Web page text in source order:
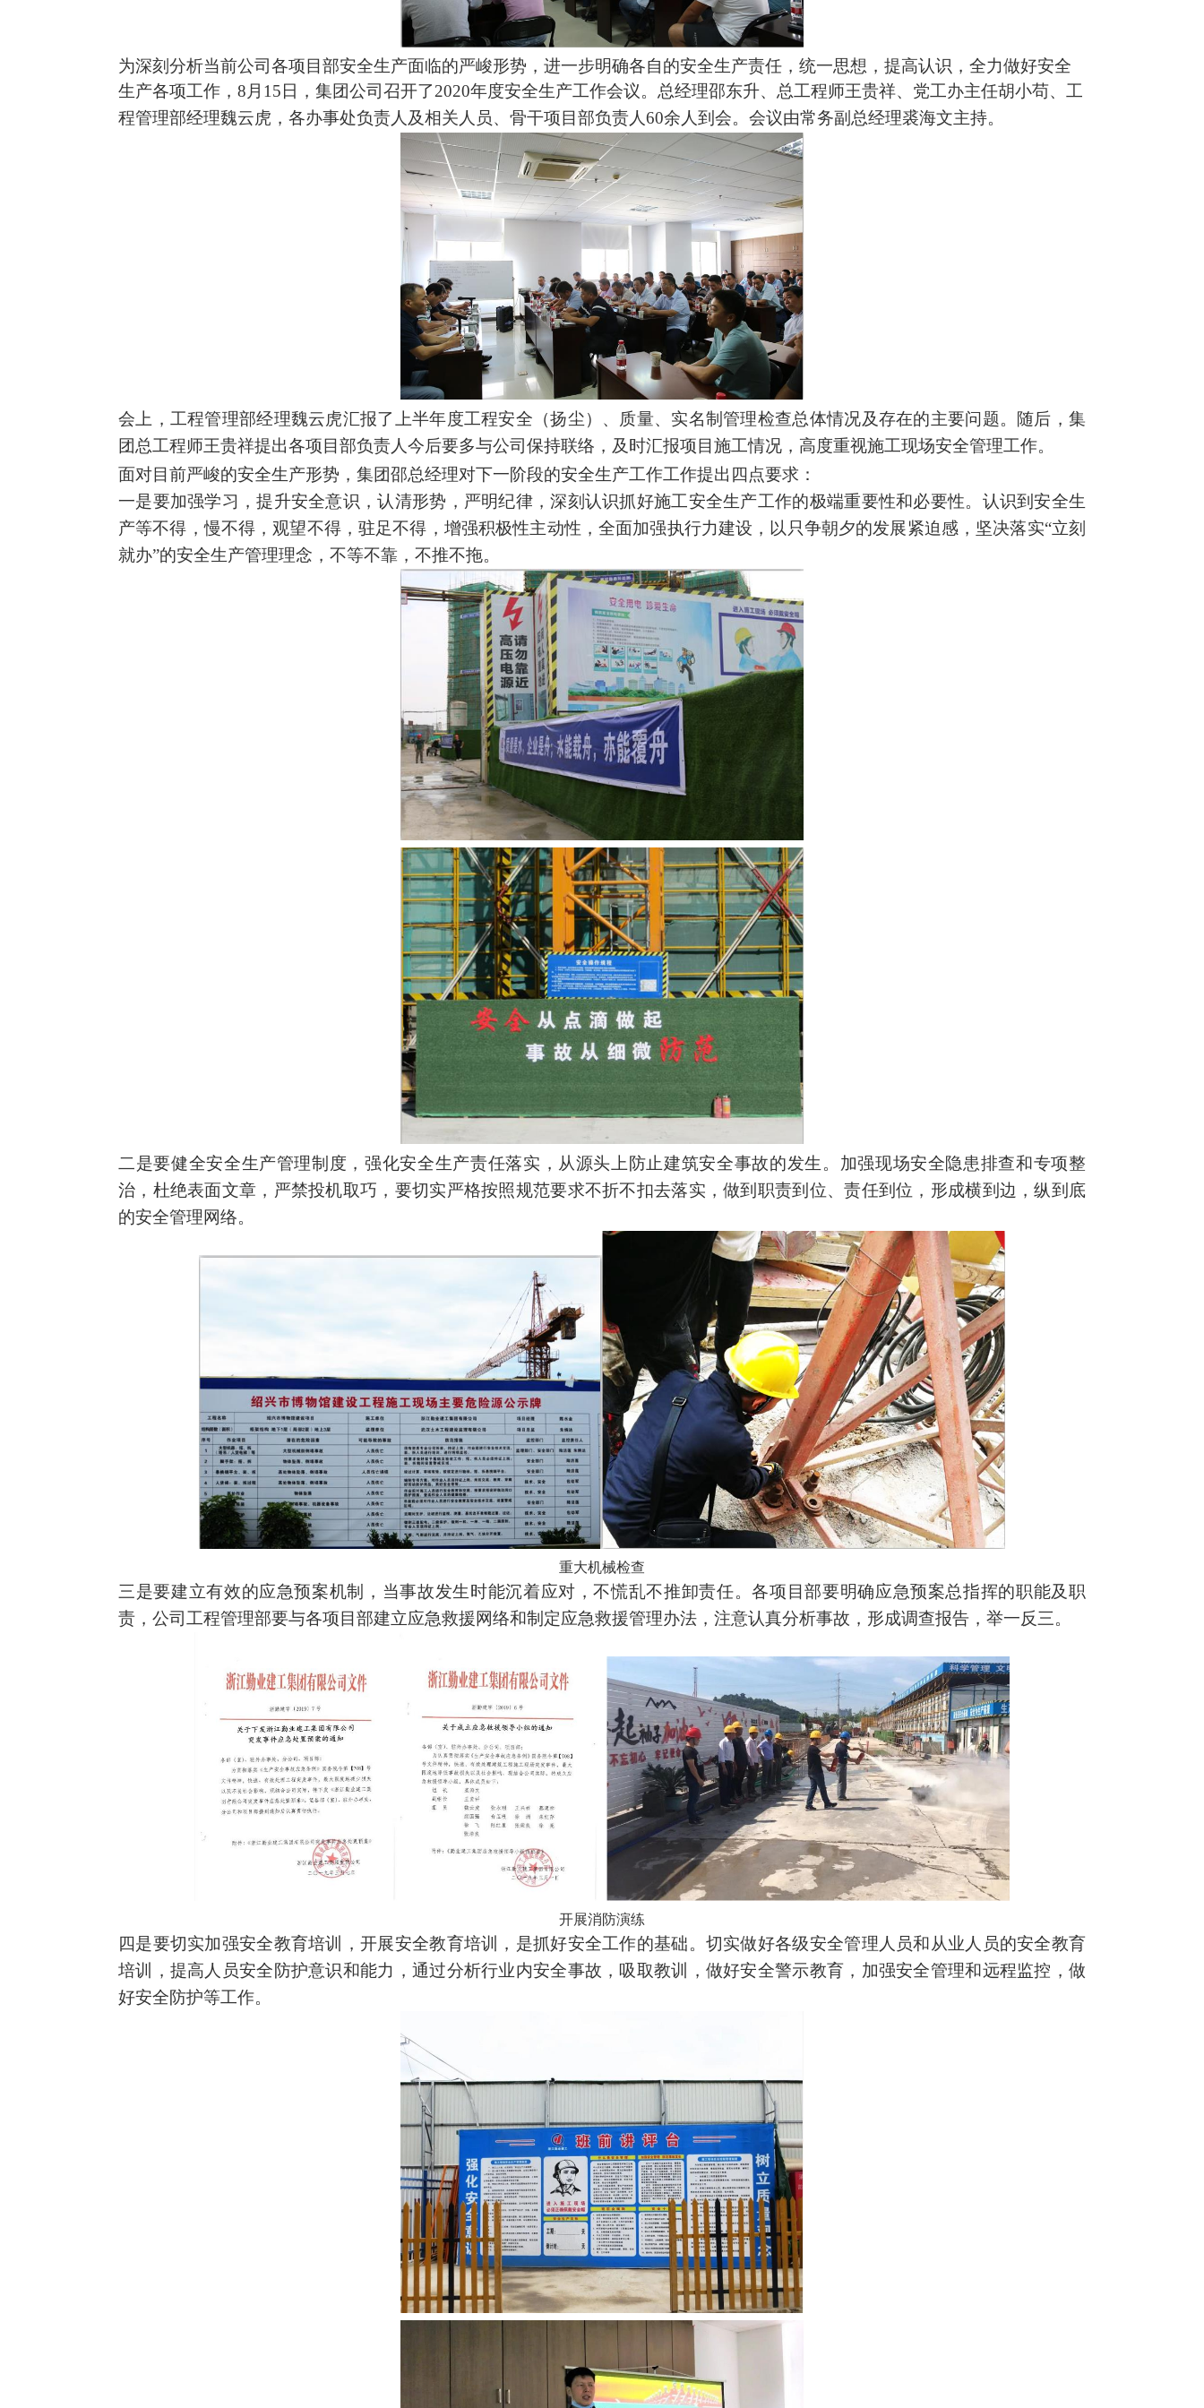
为深刻分析当前公司各项目部安全生产面临的严峻形势，进一步明确各自的安全生产责任，统一思想，提高认识，全力做好安全
生产各项工作 ， 8 月 15 日 ， 集团公司召开了2020年度安全生产工作会议。 总经理邵东升、总工程师王贵祥、党工办主任胡小苟、工
程管理部经理魏云虎， 各办事处负责人及相关人员、骨干项目部负责人60余人到会。 会议由常务副总经理裘海文主持。
会上， 工程管理部经理魏云虎汇报了上半年度工程安全（扬尘）、质量、实名制管理检查总体情况及存在的主要问题。随后，集
团总工程师王贵祥提出各项目部负责人今后要多与公司保持联络，及时汇报项目施工情况，高度重视施工现场安全管理工作。
面对目前严峻的安全生产形势 ， 集团邵总经理对下一阶段的安全生产工作工作提出四点要求：
一是要加强学习，提升安全意识，认清形势，严明纪律，深刻认识抓好施工安全生产工作的极端重要性和必要性。认识到安全生
产等不得，慢不得，观望不得，驻足不得，增强积极性主动性，全面加强执行力建设，以只争朝夕的发展紧迫感，坚决落实“立刻
就办”的安全生产管理理念，不等不靠，不推不拖。
二是要健全安全生产管理制度，强化安全生产责任落实，从源头上防止建筑安全事故的发生。加强现场安全隐患排查和专项整
治，杜绝表面文章，严禁投机取巧，要切实严格按照规范要求不折不扣去落实，做到职责到位、责任到位，形成横到边，纵到底
的安全管理网络。
重大机械检查
三是要建立有效的应急预案机制，当事故发生时能沉着应对，不慌乱不推卸责任。各项目部要明确应急预案总指挥的职能及职
责，公司工程管理部要与各项目部建立应急救援网络和制定应急救援管理办法，注意认真分析事故，形成调查报告，举一反三。
开展消防演练
四是要切实加强安全教育培训，开展安全教育培训，是抓好安全工作的基础。切实做好各级安全管理人员和从业人员的安全教育
培训，提高人员安全防护意识和能力，通过分析行业内安全事故，吸取教训，做好安全警示教育，加强安全管理和远程监控，做
好安全防护等工作。